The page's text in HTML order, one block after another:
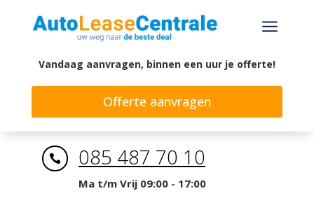
a
Vandaag aanvragen, binnen een uur je offerte!
Offerte aanvragen
 085 487 70 10
Ma t/m Vrij 09:00 - 17:00